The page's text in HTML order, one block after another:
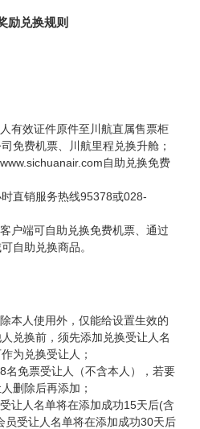
励兑换规则
效证件原件至川航直属售票柜
免费机票、川航里程兑换升舱；
自助兑换免费
销服务热线95378或028-
端可自助兑换免费机票、通过
自助兑换商品。
人使用外，仅能给设置生效的
兑换前，须先添加兑换受让人名
为兑换受让人；
免票受让人（不含本人），若要
删除后再添加；
人名单将在添加成功15天后(含
员受让人名单将在添加成功30天后